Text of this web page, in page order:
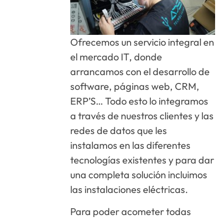
Ofrecemos un servicio integral en
el mercado IT, donde
arrancamos con el desarrollo de
software, páginas web, CRM,
ERP’S… Todo esto lo integramos
a través de nuestros clientes y las
redes de datos que les
instalamos en las diferentes
tecnologías existentes y para dar
una completa solución incluimos
las instalaciones eléctricas.
Para poder acometer todas